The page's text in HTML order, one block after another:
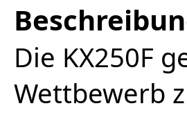
Die KX250F
Wettbewerb